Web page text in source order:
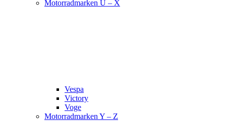
Motorradmarken U – X
Vespa
Victory
Voge
Motorradmarken Y – Z